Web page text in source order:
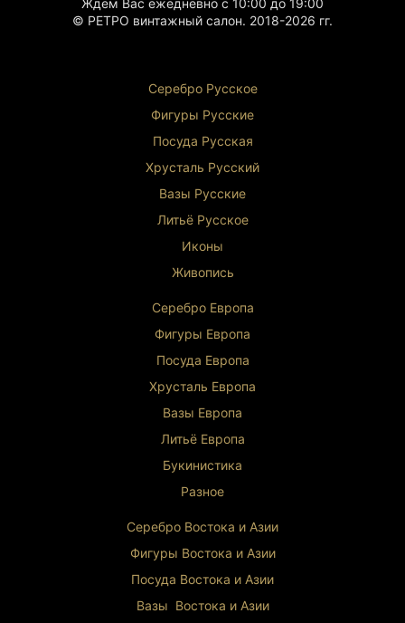
Регулярный осмотр специалистом
Почему стоит приобрести
Культурная ценность
: образец
древнерусского искусства
Духовное значение
: почитаемый образ святого
Коллекционная значимость
Инвестиционная привлекательность
Эстетическая ценность
© РЕТРО винтажный салон. 2018-2026 гг.
Серебро Русское
Фигуры Русские
Посуда Русская
Хрусталь Русский
Вазы Русские
Литьё Русское
Иконы
Живопись
Серебро Европа
Фигуры Европа
Посуда Европа
Хрусталь Европа
Вазы Европа
Литьё Европа
Букинистика
Разное
Серебро Востока и Азии
Фигуры Востока и Азии
Посуда Востока и Азии
Вазы Востока и Азии